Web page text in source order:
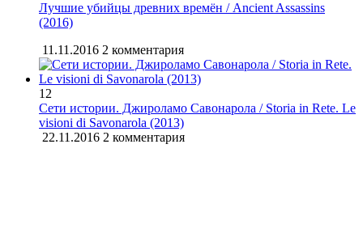
Лучшие убийцы древних времён / Ancient Assassins
(2016)
11.11.2016 2 комментария
12
Сети истории. Джироламо Савонарола / Storia in Rete. Le
visioni di Savonarola (2013)
22.11.2016 2 комментария